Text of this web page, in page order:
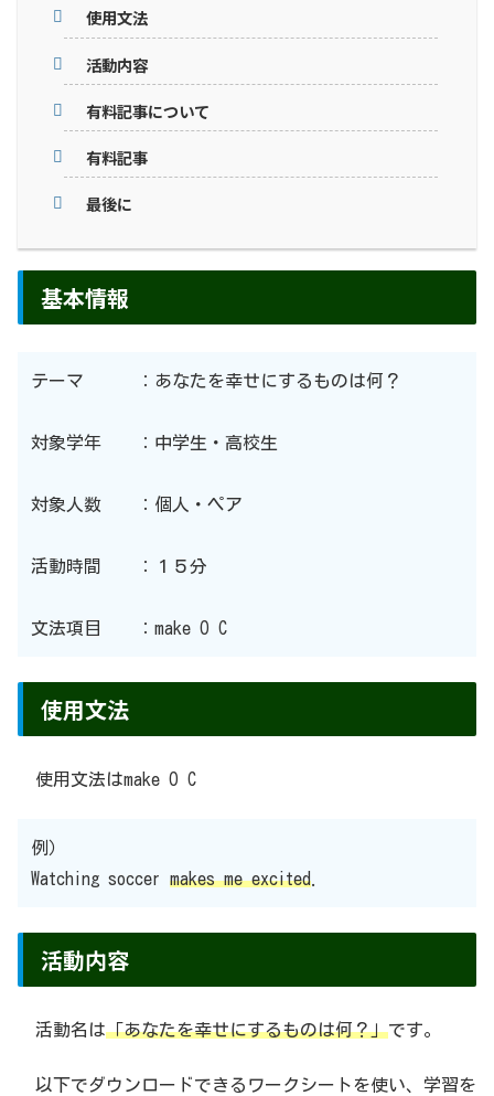
使用文法
活動内容
有料記事について
有料記事
最後に
基本情報
テーマ ：あなたを幸せにするものは何？
対象学年 ：中学生・高校生
対象人数 ：個人・ペア
活動時間 ：１５分
文法項目 ：make O C
使用文法
使用文法はmake O C
例）
Watching soccer makes me excited
活動内容
活動名は「あなたを幸せにするものは何？」です。
以下でダウンロードできるワークシートを使い、学習を